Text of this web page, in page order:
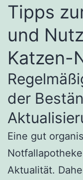
Tipps
und
Katzen-
der
Eine gut
Aktualität.